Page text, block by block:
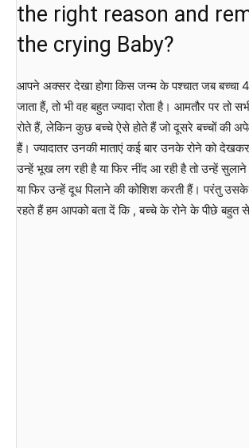
the right reason and
the crying Baby?
आपने अक्सर देखा होगा किस जन्म के पश्चात जब बच्चा 4
जाता हैं, तो भी वह बहुत ज्यादा रोता है। आमतौर पर तो
रोते हैं, लेकिन कुछ बच्चे ऐसे होते हैं जो दूसरे बच्चों की
हैं। ज्यादातर उनकी माताएं कई बार उनके रोने को
उन्हें भूख लग रही है या फिर नींद आ रही है तो उन्हें
या फिर उन्हें दूध पिलाने की कोशिश करती हैं। परंतु उसके
रहते हैं हम आपको बता दें कि , बच्चे के रोने के पीछे बहुत